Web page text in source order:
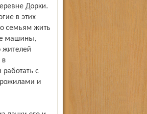
Дорки.
в этих
семьям жить
машины,
жителей
в
с
и